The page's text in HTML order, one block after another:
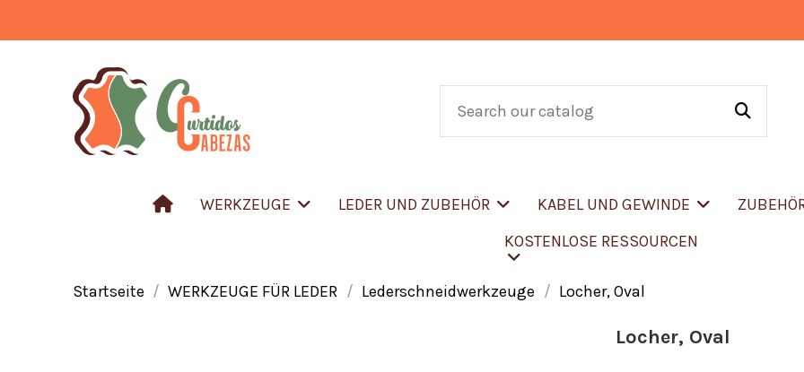
WERKZEUGE LEDER UND ZUBEHÖR KABEL UND GEWINDE
KOSTENLOSE RESSOURCEN
Startseite WERKZEUGE FÜR LEDER Lederschneidwerkzeuge Locher, Oval
Locher, Oval